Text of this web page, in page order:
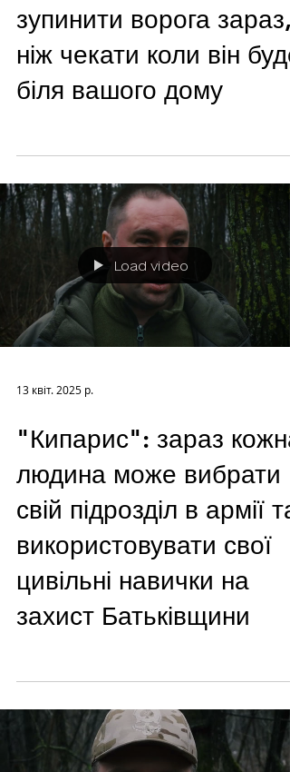
зупинити ворога зараз,
ніж чекати коли він буде
біля вашого дому
Load video
13 квіт. 2025 р.
"Кипарис": зараз кожна
людина може вибрати
свій підрозділ в армії та
використовувати свої
цивільні навички на
захист Батьківщини